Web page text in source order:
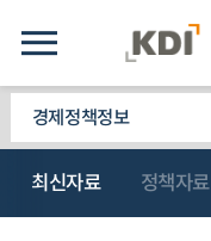
경제정책정보
최신자료 정책자료